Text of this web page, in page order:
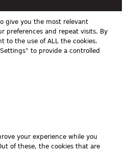
give you the most relevant
preferences and repeat visits. By
to the use of ALL the cookies.
to provide a controlled
your experience while you
of these, the cookies that are